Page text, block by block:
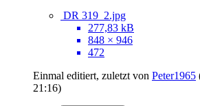
DR 319_2.jpg
277,83 kB
848 × 946
472
Einmal editiert, zuletzt von Peter1965
21:16)